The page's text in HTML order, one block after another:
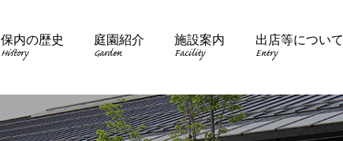
保内の歴史
History
庭園紹介
Garden
施設案内
Facility
出店等について
Entry